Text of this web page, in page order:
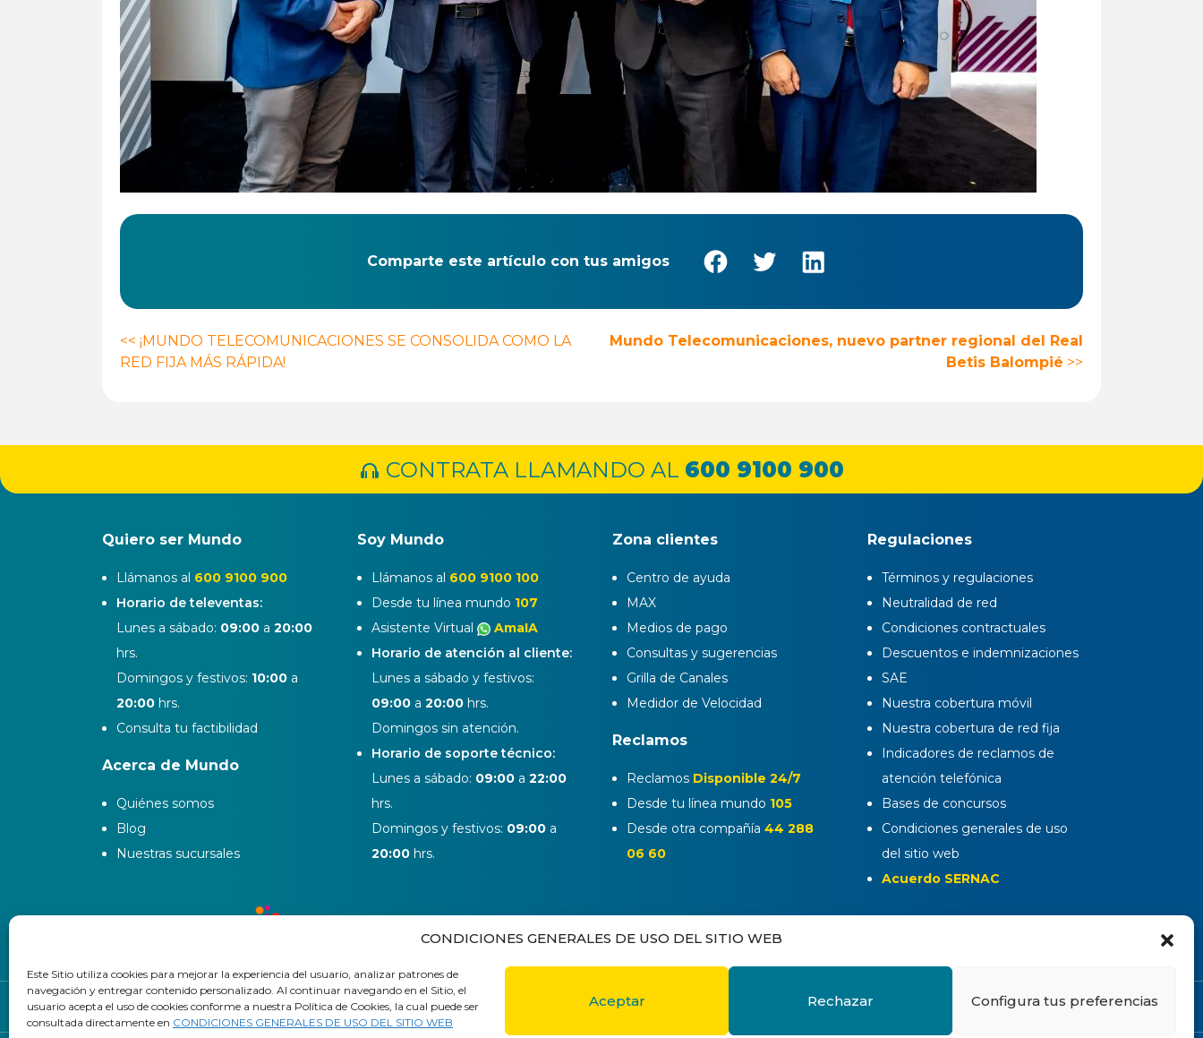
CONDICIONES GENERALES DE USO DEL SITIO WEB
Este Sitio utiliza cookies para mejorar la experiencia del usuario, analizar patrones de
navegación y entregar contenido personalizado. Al continuar navegando en el Sitio, el
usuario acepta el uso de cookies conforme a nuestra Política de Cookies, la cual puede ser
consultada directamente en CONDICIONES GENERALES DE USO DEL SITIO WEB
Aceptar Rechazar Configura tus preferencias
Comparte este artículo con tus amigos
Navegación
<< ¡MUNDO TELECOMUNICACIONES SE CONSOLIDA COMO LA
RED FIJA MÁS RÁPIDA!
Mundo Telecomunicaciones, nuevo partner regional del Real
Betis Balompié >>
CONTRATA LLAMANDO AL 600 9100 900
Quiero ser Mundo
Llámanos al 600 9100 900
Horario de televentas:
Lunes a sábado: 09:00 a 20:00
hrs.
Domingos y festivos: 10:00 a
20:00 hrs.
Consulta tu factibilidad
Acerca de Mundo
Quiénes somos
Blog
Nuestras sucursales
Soy Mundo
Llámanos al 600 9100 100
Desde tu línea mundo 107
Asistente Virtual
AmaIA
Horario de atención al cliente:
Lunes a sábado y festivos:
09:00 a 20:00 hrs.
Domingos sin atención.
Horario de soporte técnico:
Lunes a sábado: 09:00 a 22:00
hrs.
Domingos y festivos: 09:00 a
20:00 hrs.
Zona clientes
Centro de ayuda
MAX
Medios de pago
Consultas y sugerencias
Grilla de Canales
Medidor de Velocidad
Reclamos
Reclamos Disponible 24/7
Desde tu línea mundo 105
Desde otra compañía 44 288
06 60
Regulaciones
Términos y regulaciones
Neutralidad de red
Condiciones contractuales
Descuentos e indemnizaciones
SAE
Nuestra cobertura móvil
Nuestra cobertura de red fija
Indicadores de reclamos de
atención telefónica
Bases de concursos
Condiciones generales de uso
del sitio web
Acuerdo SERNAC
Trabaja en Mundo Políticas de privacidad Mapa del sitio